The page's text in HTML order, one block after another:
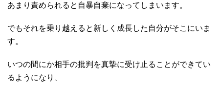
あまり責められると自暴自棄になってしまいます。
でもそれを乗り越えると新しく成長した自分がそこにいま
す。
いつの間にか相手の批判を真摯に受け止ることができてい
るようになり、